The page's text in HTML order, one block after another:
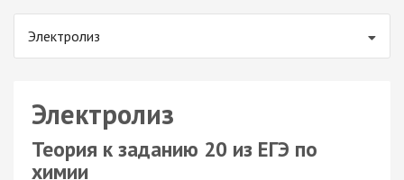
Электролиз
Электролиз
Теория к заданию 20 из ЕГЭ по
химии